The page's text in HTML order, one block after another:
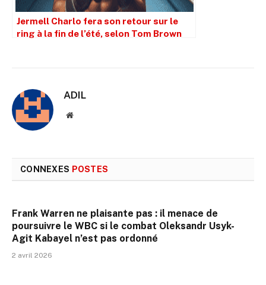
Jermell Charlo fera son retour sur le
ring à la fin de l’été, selon Tom Brown
ADIL
Site
CONNEXES POSTES
Frank Warren ne plaisante pas : il menace de
poursuivre le WBC si le combat Oleksandr Usyk-
Agit Kabayel n’est pas ordonné
2 avril 2026